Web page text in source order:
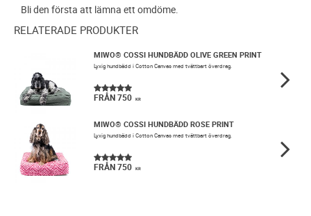
Bli den första att lämna ett omdöme.
RELATERADE PRODUKTER
MIWO® COSSI HUNDBÄDD OLIVE GREEN PRINT
Lyxig hundbädd i Cotton Canvas med tvättbart överdrag.
750 KR
MIWO® COSSI HUNDBÄDD ROSE PRINT
Lyxig hundbädd i Cotton Canvas med tvättbart överdrag.
750 KR